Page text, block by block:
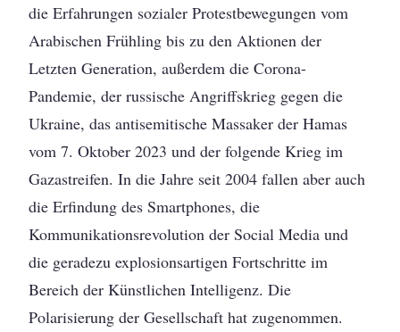
die Erfahrungen sozialer Protestbewegungen vom
Arabischen Frühling bis zu den Aktionen der
Letzten Generation, außerdem die Corona-
Pandemie, der russische Angriffskrieg gegen die
Ukraine, das antisemitische Massaker der Hamas
vom 7. Oktober 2023 und der folgende Krieg im
Gazastreifen. In die Jahre seit 2004 fallen aber auch
die Erfindung des Smartphones, die
Kommunikationsrevolution der Social Media und
die geradezu explosionsartigen Fortschritte im
Bereich der Künstlichen Intelligenz. Die
Polarisierung der Gesellschaft hat zugenommen.